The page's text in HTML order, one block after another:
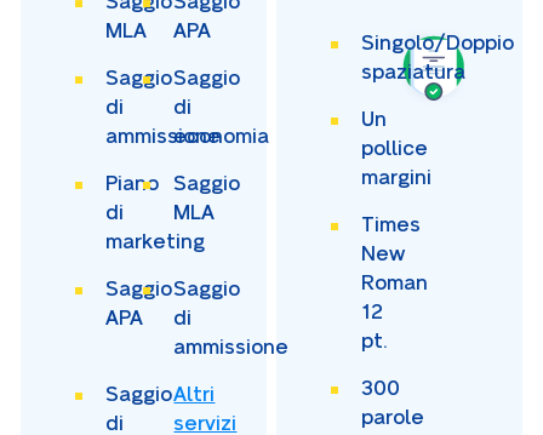
MLA
APA
Saggio
di
ammissione
Saggio
di
economia
Piano
di
marketing
Saggio
MLA
Saggio
APA
Saggio
di
ammissione
Saggio
di
Altri
servizi
Singolo/Doppio
spaziatura
Un
pollice
margini
Times
New
Roman
12
pt.
300
parole